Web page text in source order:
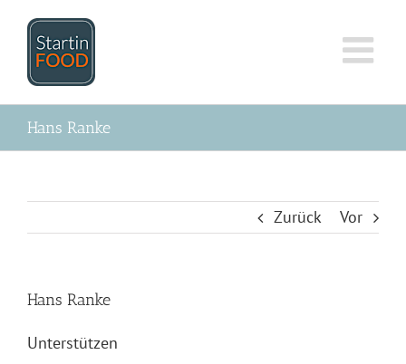
Inhalt
springen
Hans Ranke
Zurück Vor
Hans Ranke
Unterstützen